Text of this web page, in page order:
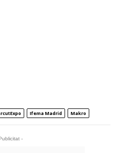
Ifema Madrid Makro
-